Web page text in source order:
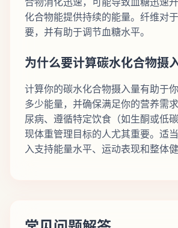
化合物能提供持续的能量。纤维对
要，并有助于调节血糖水平。
为什么要计算碳水化合物摄
计算你的碳水化合物摄入量有助于
多少能量，并确保满足你的营养需
尿病、遵循特定饮食（如生酮或低
现体重管理目标的人尤其重要。适
入支持能量水平、运动表现和整体健